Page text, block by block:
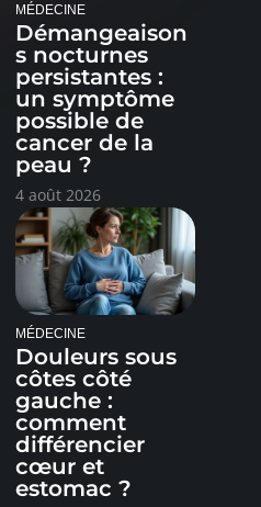
MÉDECINE
Démangeaison
s nocturnes
persistantes :
un symptôme
possible de
cancer de la
peau ?
4 août 2026
MÉDECINE
Douleurs sous
côtes côté
gauche :
comment
différencier
cœur et
estomac ?